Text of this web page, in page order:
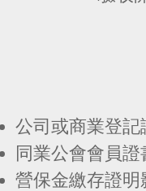
公司或商業登記
同業公會會員證
營保金繳存證明